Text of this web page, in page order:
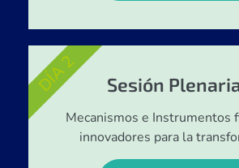
Sesión
Mecanismos e Instrumentos
innovadores para la
DÍA 2